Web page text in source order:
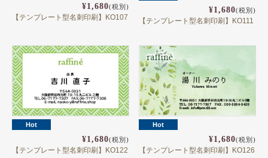
¥1,680(税別)
【テンプレート型名刺印刷】KO107
¥1,680(税別)
【テンプレート型名刺印刷】KO111
Hot
¥1,680(税別)
【テンプレート型名刺印刷】KO122
Hot
¥1,680(税別)
【テンプレート型名刺印刷】KO126